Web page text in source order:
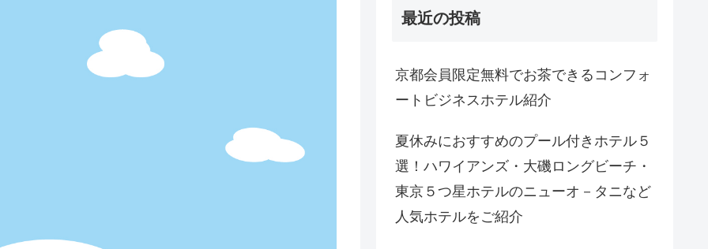
最近の投稿
京都会員限定無料でお茶できるコンフォ
ートビジネスホテル紹介
夏休みにおすすめのプール付きホテル５
選！ハワイアンズ・大磯ロングビーチ・
東京５つ星ホテルのニューオ－タニなど
人気ホテルをご紹介